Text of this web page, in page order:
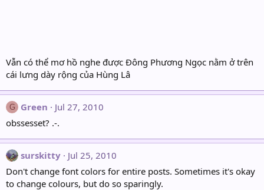
Vẫn có thể mơ hồ nghe được Đông Phương Ngọc nằm ở trên
cái lưng dày rộng của Hùng Lâ
G Green
Jul 27, 2010
obssesset? .-.
surskitty
Jul 25, 2010
Don't change font colors for entire posts. Sometimes it's okay
to change colours, but do so sparingly.